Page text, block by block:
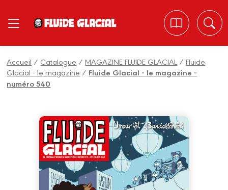
Accueil / Catalogue /MAGAZINE FLUIDE GLACIAL /Fluide
Glacial - le magazine / Fluide Glacial - le magazine -
numéro 540